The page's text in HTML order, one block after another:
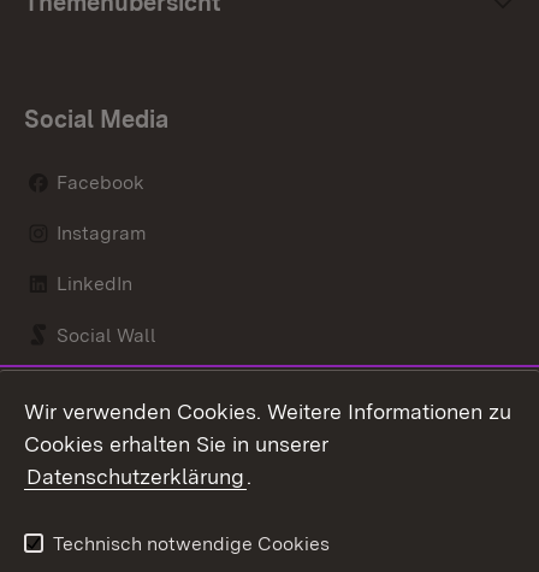
Social Media
Facebook
Instagram
LinkedIn
Social Wall
Kontakt
Barrierefreiheit
Wir verwenden Cookies. Weitere Informationen zu
Cookies erhalten Sie in unserer
Datenschutzerklärung.
Technisch notwendige Cookies